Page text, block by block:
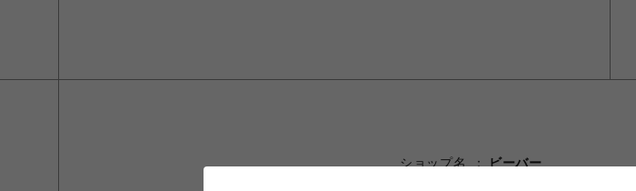
ショップ名
ビーバー